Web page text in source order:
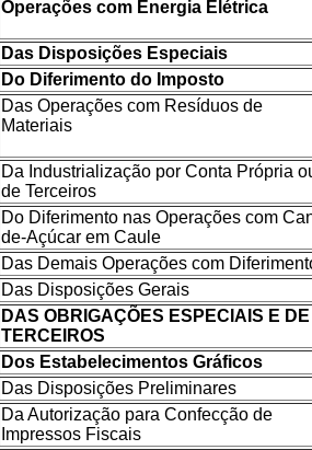
Operações com Energia Elétrica
Das Disposições Especiais
Do Diferimento do Imposto
Das Operações com Resíduos de
Materiais
Da Industrialização por Conta Própria
de Terceiros
Do Diferimento nas Operações com
de-Açúcar em Caule
Das Demais Operações com
Das Disposições Gerais
DAS OBRIGAÇÕES ESPECIAIS E DE
TERCEIROS
Dos Estabelecimentos Gráficos
Das Disposições Preliminares
Da Autorização para Confecção de
Impressos Fiscais